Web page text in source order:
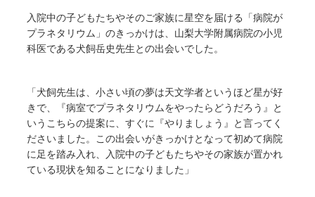
入院中の子どもたちやそのご家族に星空を届ける「病院が
プラネタリウム」のきっかけは、山梨大学附属病院の小児
科医である犬飼岳史先生との出会いでした。
「犬飼先生は、小さい頃の夢は天文学者というほど星が好
きで、『病室でプラネタリウムをやったらどうだろう』と
いうこちらの提案に、すぐに『やりましょう』と言ってく
ださいました。この出会いがきっかけとなって初めて病院
に足を踏み入れ、入院中の子どもたちやその家族が置かれ
ている現状を知ることになりました」